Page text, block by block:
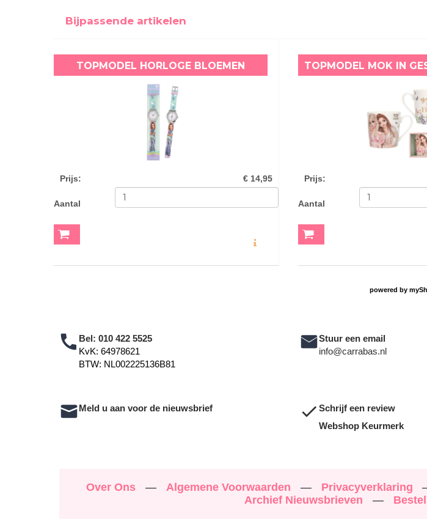
Bijpassende artikelen
TOPMODEL HORLOGE BLOEMEN
Prijs: € 14,95
Aantal
Prijs:
Aantal
powered by
Bel: 010 422 5525
KvK: 64978621
BTW: NL002225136B81
Stuur een email
info@carrabas.nl
Meld u aan voor de nieuwsbrief
Schrijf een review
Webshop Keurmerk
Over Ons — Algemene Voorwaarden — Privacyverklaring
Archief Nieuwsbrieven
—